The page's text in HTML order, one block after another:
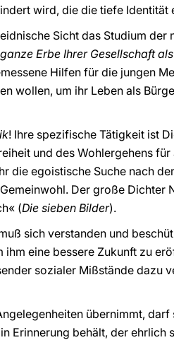
wird, die die tiefe Identität
Sicht das Studium der
Erbe Ihrer Gesellschaft
Hilfen für die jungen
wollen, um ihr Leben als
! Ihre spezifische Tätigkeit ist
und des Wohlergehens
die egoistische Suche nach
Der große Dichter
(Die sieben Bilder).
sich verstanden und
eine bessere Zukunft zu
sozialer Mißstände dazu
übernimmt, darf
Erinnerung behält, der ehrlich